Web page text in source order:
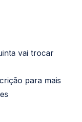
vai trocar
para mais